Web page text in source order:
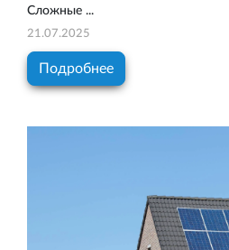
Сложные ...
21.07.2025
Подробнее